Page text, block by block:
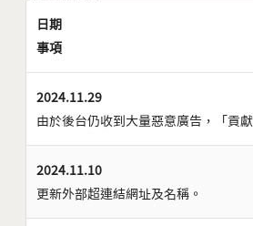
日期
事項
2024.11.29
由於後台仍收到大量惡意廣告，「貢
2024.11.10
更新外部超連結網址及名稱。